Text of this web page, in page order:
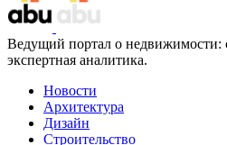
Ведущий портал о недвижимости:
экспертная аналитика.
Новости
Архитектура
Дизайн
Строительство